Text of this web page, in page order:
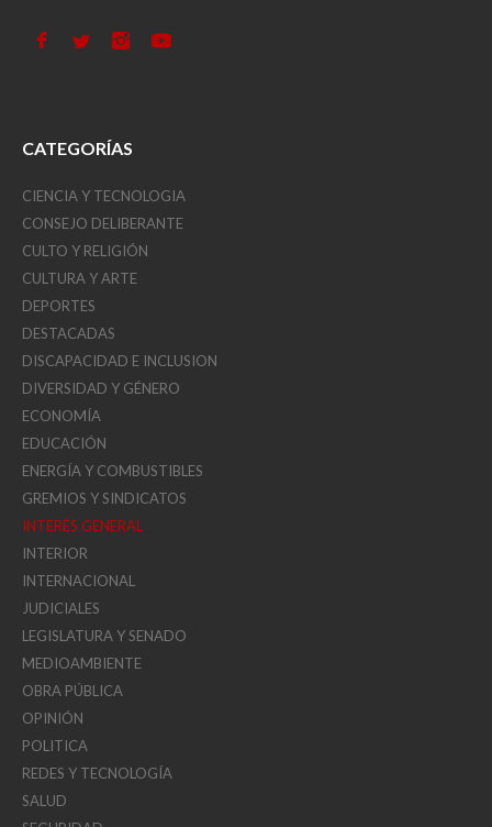
CATEGORÍAS
CIENCIA Y TECNOLOGIA
CONSEJO DELIBERANTE
CULTO Y RELIGIÓN
CULTURA Y ARTE
DEPORTES
DESTACADAS
DISCAPACIDAD E INCLUSION
DIVERSIDAD Y GÉNERO
ECONOMÍA
EDUCACIÓN
ENERGÍA Y COMBUSTIBLES
GREMIOS Y SINDICATOS
INTERÉS GENERAL
INTERIOR
INTERNACIONAL
JUDICIALES
LEGISLATURA Y SENADO
MEDIOAMBIENTE
OBRA PÚBLICA
OPINIÓN
POLITICA
REDES Y TECNOLOGÍA
SALUD